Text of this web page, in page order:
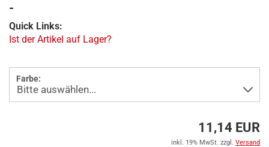
-
Quick Links:
Ist der Artikel auf Lager?
Farbe:
11,14 EUR
inkl. 19% MwSt. zzgl. Versand